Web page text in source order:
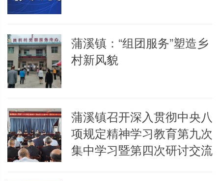
蒲溪镇：“组团服务”塑造乡
村新风貌
蒲溪镇召开深入贯彻中央八
项规定精神学习教育第九次
集中学习暨第四次研讨交流